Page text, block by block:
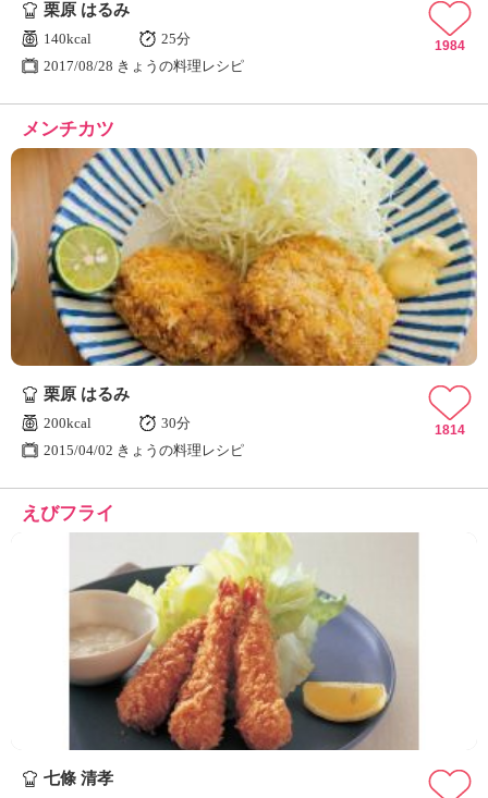
栗原 はるみ
140kcal
25分
2017/08/28 きょうの料理レシピ
1984
メンチカツ
栗原 はるみ
200kcal
30分
2015/04/02 きょうの料理レシピ
1814
えびフライ
七條 清孝